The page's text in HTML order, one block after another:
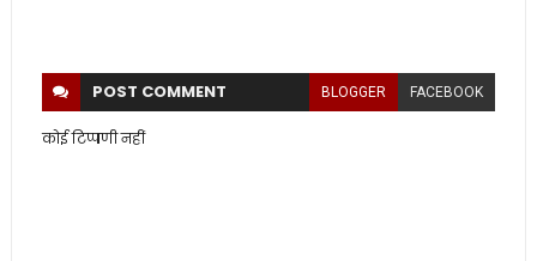
POST COMMENT BLOGGER FACEBOOK
कोई टिप्पणी नहीं